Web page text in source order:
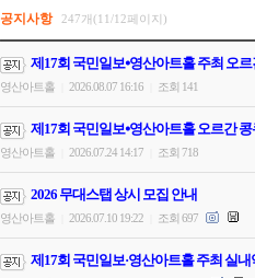
공지사항 247개(11/12페이지)
제17회 국민일보⦁영산아트홀 주최 오
영산아트홀 2026.08.07 16:16 조회 141
제17회 국민일보⦁영산아트홀 오르간
영산아트홀 2026.07.24 14:17 조회 718
2026 무대스탭 상시 모집 안내
영산아트홀 2026.07.10 19:22 조회 697
제17회 국민일보·영산아트홀 주최 실